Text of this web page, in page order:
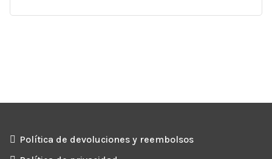
Política de devoluciones y reembolsos